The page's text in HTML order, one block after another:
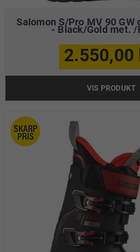
Salomon S/Pro MV 90 GW
- Black/Gold met. /
2.550,00
VIS PRODUKT